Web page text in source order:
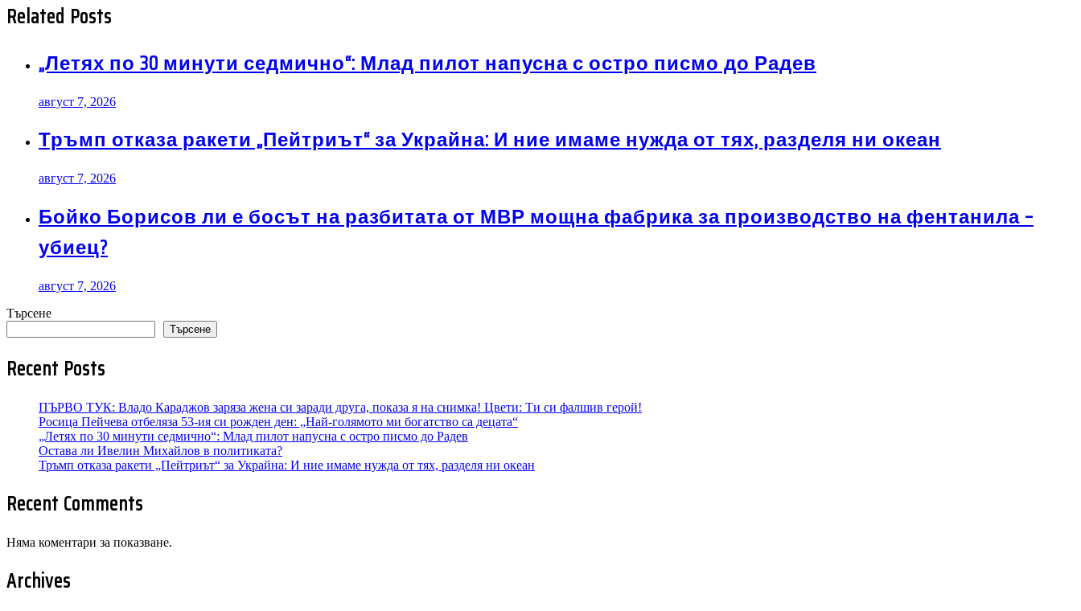
Related Posts
„Летях по 30 минути седмично“: Млад пилот напусна с остро писмо до Радев
август 7, 2026
Тръмп отказа ракети „Пейтриът“ за Украйна: И ние имаме нужда от тях, разделя ни океан
август 7, 2026
Бойко Борисов ли е босът на разбитата от МВР мощна фабрика за производство на фентанила –
убиец?
август 7, 2026
Търсене
Търсене
Recent Posts
ПЪРВО ТУК: Владо Караджов заряза жена си заради друга, показа я на снимка! Цвети: Ти си фалшив герой!
Росица Пейчева отбеляза 53-ия си рожден ден: „Най-голямото ми богатство са децата“
„Летях по 30 минути седмично“: Млад пилот напусна с остро писмо до Радев
Остава ли Ивелин Михайлов в политиката?
Тръмп отказа ракети „Пейтриът“ за Украйна: И ние имаме нужда от тях, разделя ни океан
Recent Comments
Няма коментари за показване.
Archives